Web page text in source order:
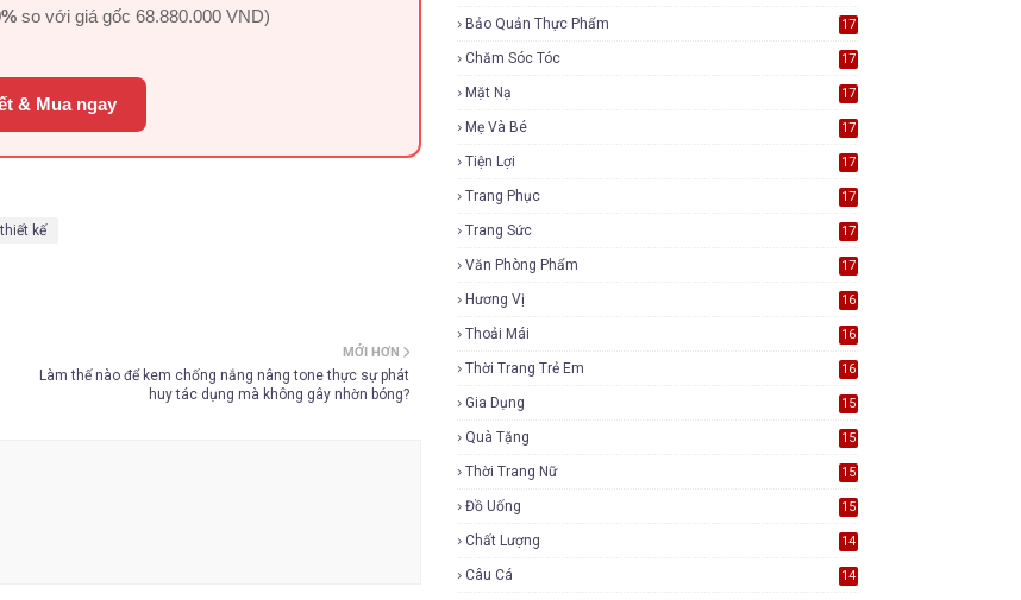
so với giá gốc68.880.000 VND)
& Mua ngay
thiết kế
MỚI HƠN
Làm thế nào để kem chống nắng nâng tone thực sự phát
huy tác dụng mà không gây nhờn bóng?
Bảo Quản Thực Phẩm 17
Chăm Sóc Tóc 17
Mặt Nạ 17
Mẹ Và Bé 17
Tiện Lợi 17
Trang Phục 17
Trang Sức 17
Văn Phòng Phẩm 17
Hương Vị 16
Thoải Mái 16
Thời Trang Trẻ Em 16
Gia Dụng 15
Quà Tặng 15
Thời Trang Nữ 15
Đồ Uống 15
Chất Lượng 14
Câu Cá 14